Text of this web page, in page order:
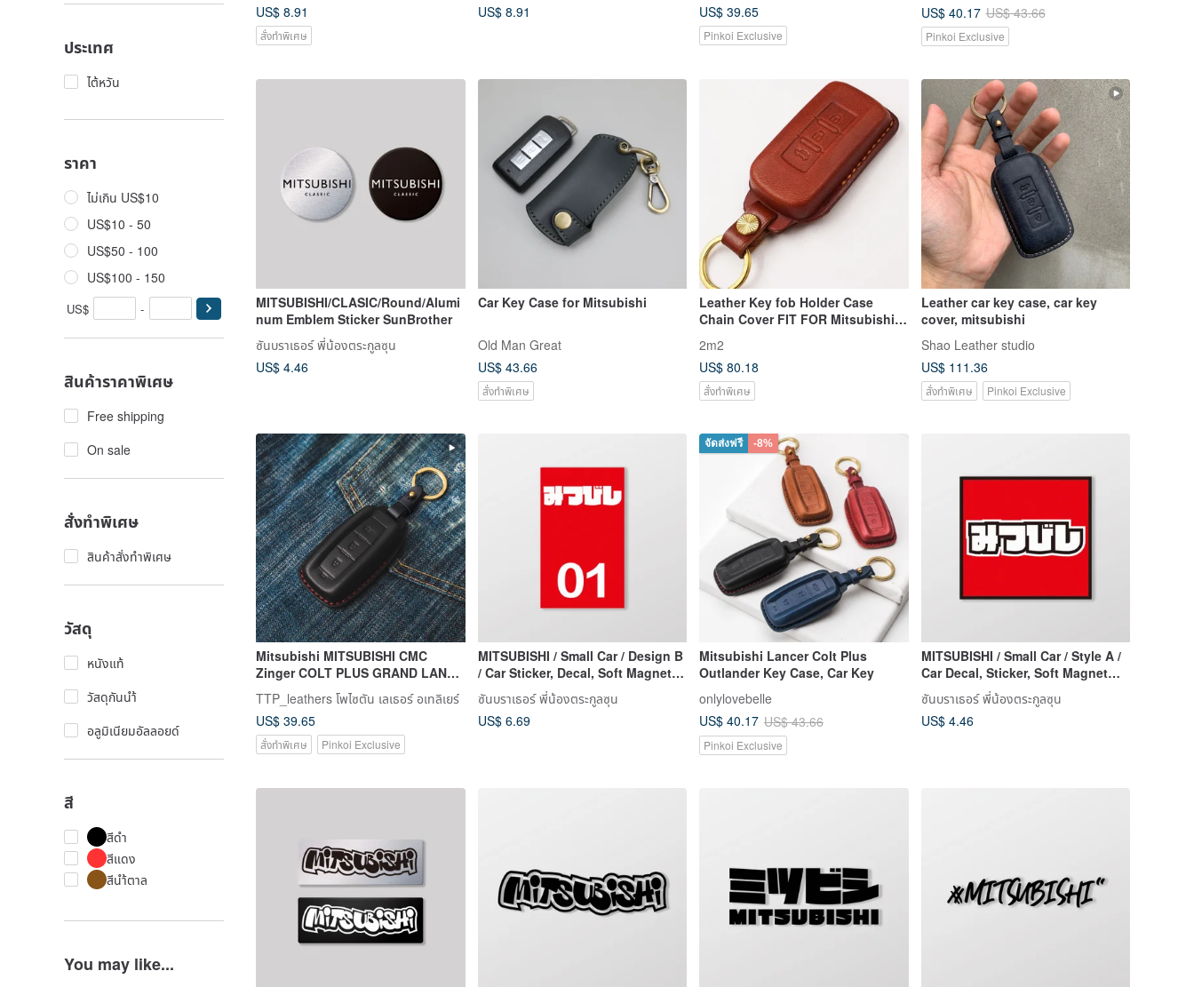
ประเทศ
ไต้หวัน
ราคา
ไม่เกิน US$10
US$10 - 50
US$50 - 100
US$100 - 150
US$ -
สินค้าราคาพิเศษ
Free shipping
On sale
สั่งทำพิเศษ
สินค้าสั่งทำพิเศษ
วัสดุ
หนังแท้
วัสดุกันนำ้
อลูมิเนียมอัลลอยด์
สี
สีดำ
สีแดง
สีนำ้ตาล
You may like...
US$ 8.91
สั่งทำพิเศษ
US$ 8.91
US$ 39.65
Pinkoi Exclusive
US$ 40.17 US$ 43.66
Pinkoi Exclusive
MITSUBISHI/CLASIC/Round/Alumi
num Emblem Sticker SunBrother
ซันบราเธอร์ พี่น้องตระกูลซุน
US$ 4.46
Car Key Case for Mitsubishi
Old Man Great
US$ 43.66
สั่งทำพิเศษ
Leather Key fob Holder Case
Chain Cover FIT FOR Mitsubishi
2m2
US$ 80.18
สั่งทำพิเศษ
Leather car key case, car key
cover, mitsubishi
Shao Leather studio
US$ 111.36
สั่งทำพิเศษ Pinkoi Exclusive
Mitsubishi MITSUBISHI CMC
Zinger COLT PLUS GRAND LANCE
key leather case
TTP_leathers โพไซตัน เลเธอร์ อเทลิเยร์
US$ 39.65
สั่งทำพิเศษ Pinkoi Exclusive
MITSUBISHI / Small Car / Design B
/ Car Sticker, Decal, Soft Magnet
by SunBrother
ซันบราเธอร์ พี่น้องตระกูลซุน
US$ 6.69
จัดส่งฟรี -8%
Mitsubishi Lancer Colt Plus
Outlander Key Case, Car Key
onlylovebelle
US$ 40.17 US$ 43.66
Pinkoi Exclusive
MITSUBISHI / Small Car / Style A /
Car Decal, Sticker, Soft Magnet
SunBrother
ซันบราเธอร์ พี่น้องตระกูลซุน
US$ 4.46